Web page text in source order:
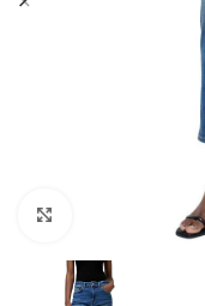
Clique para ampliar